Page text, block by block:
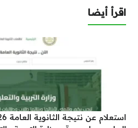
اقرأ أيضا